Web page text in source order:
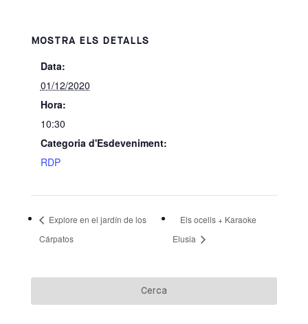
MOSTRA ELS DETALLS
Data:
01/12/2020
Hora:
10:30
Categoria d'Esdeveniment:
RDP
Explore en el jardín de los
Cárpatos
Els ocells + Karaoke
Elusia